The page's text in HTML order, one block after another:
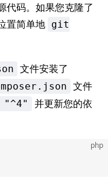
代码。如果您克隆了
置简单地 git
文件安装了
文件
"^4"
并更新您的依
php